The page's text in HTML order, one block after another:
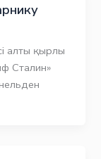
алты қырлы
Сталин»